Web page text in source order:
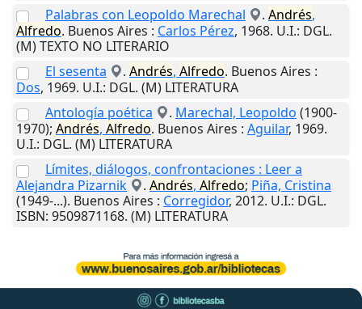
Palabras con Leopoldo Marechal
. Andrés,
Alfredo. Buenos Aires : Carlos Pérez, 1968. U.I.: DGL.
(M) TEXTO NO LITERARIO
El sesenta
. Andrés, Alfredo. Buenos Aires :
Dos, 1969. U.I.: DGL. (M) LITERATURA
Antología poética
. Marechal, Leopoldo (1900-
1970); Andrés, Alfredo. Buenos Aires : Aguilar, 1969.
U.I.: DGL. (M) LITERATURA
Límites, diálogos, confrontaciones : Leer a
Alejandra Pizarnik
. Andrés, Alfredo; Piña, Cristina
(1949-...). Buenos Aires : Corregidor, 2012. U.I.: DGL.
ISBN: 9509871168. (M) LITERATURA